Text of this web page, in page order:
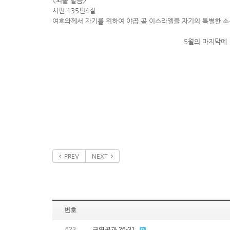
시편 135편4절
여호와께서 자기를 위하여 야곱 곧 이스라엘을 자기의 특별한 소
5월의 마지막에 조
PREV NEXT
번호